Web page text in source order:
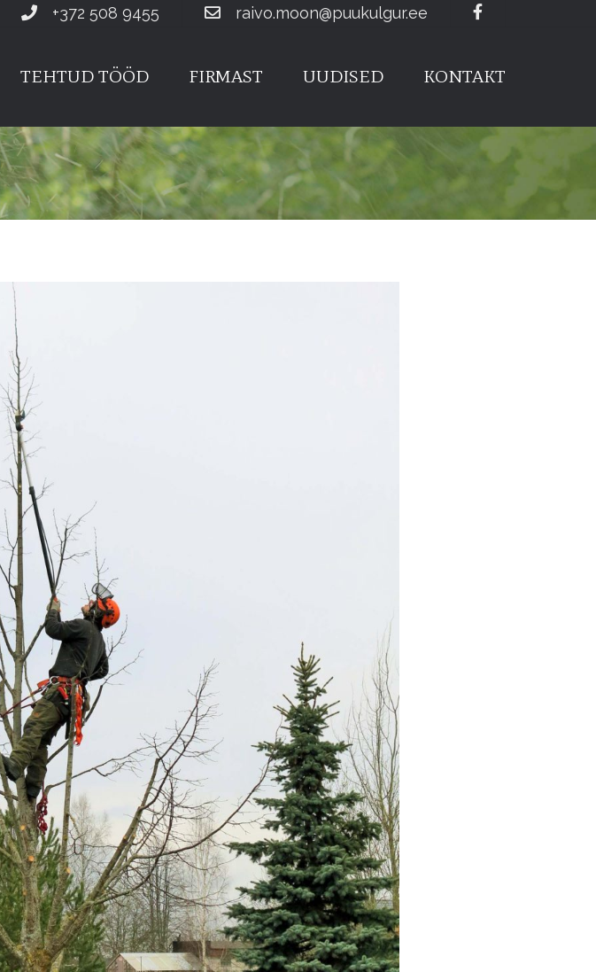
+372 508 9455 raivo.moon@puukulgur.ee Facebook
TEHTUD TÖÖD FIRMAST UUDISED KONTAKT